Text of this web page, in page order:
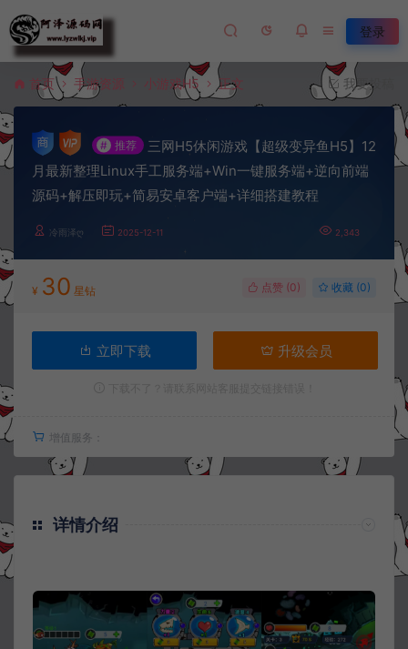
登录
首页 手游资源 小游戏H5 正文 我要投稿
# 推荐
三网H5休闲游戏【超级变异鱼H5】12
月最新整理Linux手工服务端+Win一键服务端+逆向前端
源码+解压即玩+简易安卓客户端+详细搭建教程
冷雨泽ღ 2025-12-11 2,343
¥ 30 星钻 点赞 (0) 收藏 (0)
立即下载 升级会员
增值服务：
详情介绍